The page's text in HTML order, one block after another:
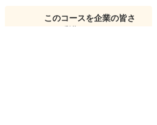
このコースを企業の皆さ